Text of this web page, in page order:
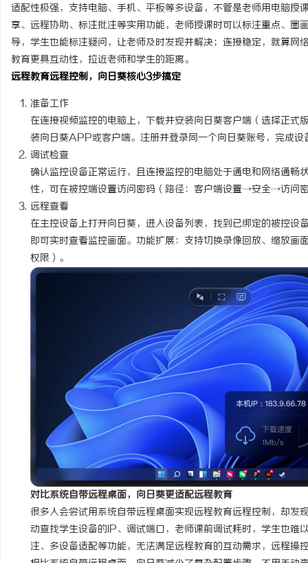
适配性极强，支持电脑、手机、平板等多设备，不管是老师用电脑
享、远程协助、标注批注等实用功能，老师授课时可以标注重点、
导，学生也能标注疑问，让老师及时发现并解决；连接稳定，就算
教育更具互动性，拉近老师和学生的距离。
远程教育远程控制，向日葵核心3步搞定
准备工作
在连接视频监控的电脑上，下载并安装向日葵客户端（选择正式
装向日葵APP或客户端。注册并登录同一个向日葵账号，完成
调试检查
确认监控设备正常运行，且连接监控的电脑处于通电和网络通畅
性，可在被控端设置访问密码（路径：客户端设置→安全→访问
远程查看
在主控设备上打开向日葵，进入设备列表，找到已绑定的被控
即可实时查看监控画面。功能扩展：支持切换录像回放、缩放
权限）。
对比系统自带远程桌面，向日葵更适配远程教育
很多人会尝试用系统自带远程桌面实现远程教育远程控制，却发
动查找学生设备的IP、调试端口，老师课前调试耗时，学生也难
注、多设备适配等功能，无法满足远程教育的互动需求，远程操